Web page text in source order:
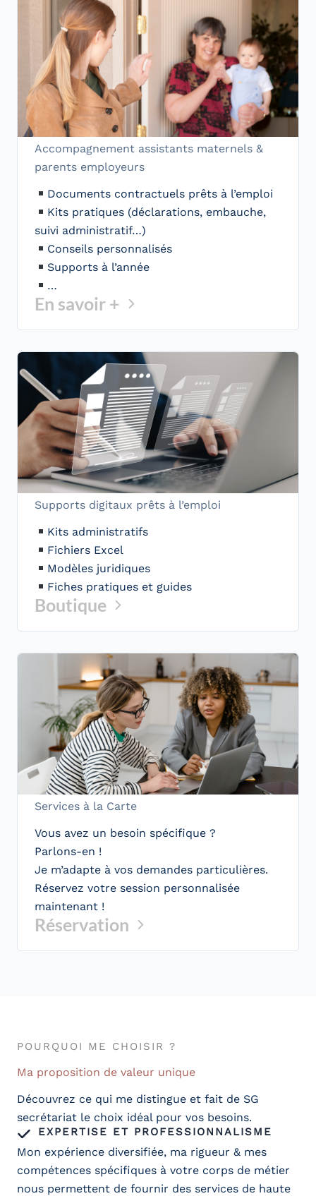
Accompagnement assistants maternels &
parents employeurs
Documents contractuels prêts à l’emploi
Kits pratiques (déclarations, embauche,
suivi administratif…)
Conseils personnalisés
Supports à l’année
…
En savoir +
Supports digitaux prêts à l’emploi
Kits administratifs
Fichiers Excel
Modèles juridiques
Fiches pratiques et guides
Boutique
Services à la Carte
Vous avez un besoin spécifique ?
Parlons-en !
Je m’adapte à vos demandes particulières.
Réservez votre session personnalisée
maintenant !
Réservation
POURQUOI ME CHOISIR ?
Ma proposition de valeur unique
Découvrez ce qui me distingue et fait de SG
secrétariat le choix idéal pour vos besoins.
EXPERTISE ET PROFESSIONNALISME
Mon expérience diversifiée, ma rigueur & mes
compétences spécifiques à votre corps de métier
nous permettent de fournir des services de haute